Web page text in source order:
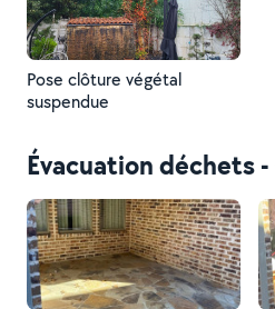
Pose clôture végétal
suspendue
Évacuation déchets